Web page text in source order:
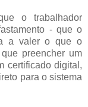
o trabalhador
- que o
a valer o que o
preencher um
certificado digital,
para o sistema